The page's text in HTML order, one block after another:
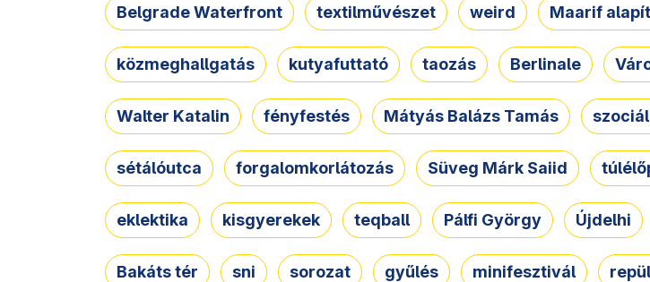
Belgrade Waterfront textilművészet weird Maarif
közmeghallgatás kutyafuttató taozás Berlinale
Walter Katalin fényfestés Mátyás Balázs Tamás
sétálóutca forgalomkorlátozás Süveg Márk Saiid
eklektika kisgyerekek teqball Pálfi György Újdelhi
Bakáts tér sni sorozat gyűlés minifesztivál